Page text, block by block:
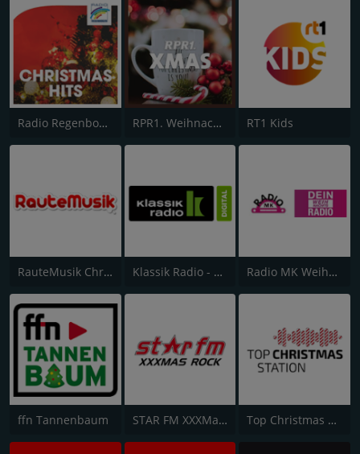
Radio Regenbogen - Christmas Hits RPR1. Weihnachtslieder RT1 Kids
RauteMusik Christmas Klassik Radio - Christmas Radio MK Weihnachts
ffn Tannenbaum STAR FM XXXMas Rock Top Christmas Station